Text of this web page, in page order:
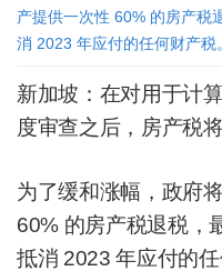
产提供一次性 60% 的房产税
消 2023 年应付的任何财产税
新加坡：在对用于计
度审查之后，房产税
为了缓和涨幅，政府
60% 的房产税退税，
抵消 2023 年应付的任